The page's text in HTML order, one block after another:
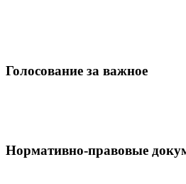
Голосование за важное
Нормативно-правовые